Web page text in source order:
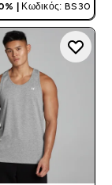
| Κωδικός: BS30